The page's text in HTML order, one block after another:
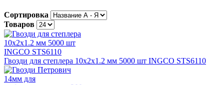
Сортировка
Товаров
Гвозди для степлера 10х2х1.2 мм 5000 шт INGCO STS6110